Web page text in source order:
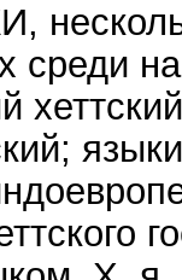
среди